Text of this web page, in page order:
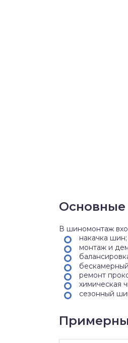
В шиномонтаж
накачка шин;
монтаж и
ремонт
химическая
сезонный